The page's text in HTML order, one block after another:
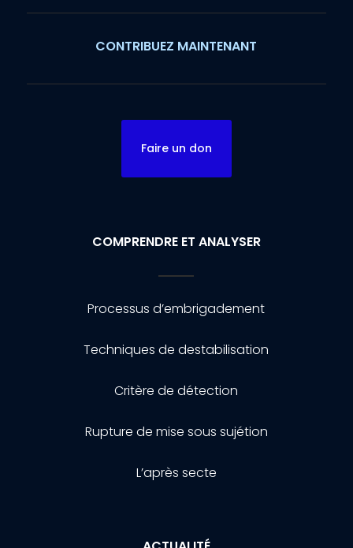
CONTRIBUEZ MAINTENANT
Faire un don
COMPRENDRE ET ANALYSER
Processus d’embrigadement
Techniques de destabilisation
Critère de détection
Rupture de mise sous sujétion
L’après secte